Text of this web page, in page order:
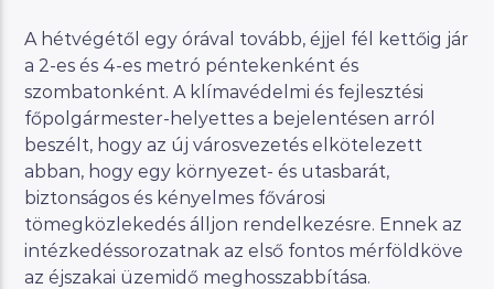
Manna FM
A hétvégétől egy órával tovább, éjjel fél kettőig jár
a 2-es és 4-es metró péntekenként és
szombatonként. A klímavédelmi és fejlesztési
főpolgármester-helyettes a bejelentésen arról
beszélt, hogy az új városvezetés elkötelezett
abban, hogy egy környezet- és utasbarát,
biztonságos és kényelmes fővárosi
tömegközlekedés álljon rendelkezésre. Ennek az
intézkedéssorozatnak az első fontos mérföldköve
az éjszakai üzemidő meghosszabbítása.